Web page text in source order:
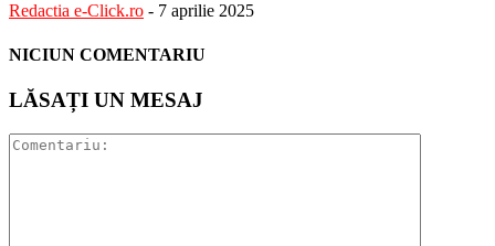
Redactia e-Click.ro - 7 aprilie 2025
NICIUN COMENTARIU
LĂSAȚI UN MESAJ